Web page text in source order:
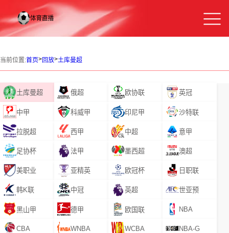
当前位置:首页>回放>土库曼超
土库曼超 俄超 欧协联 英冠
中甲 科威甲 印尼甲 沙特联
拉脱超 西甲 中超 意甲
足协杯 法甲 墨西超 澳超
美职业 亚精英 欧冠杯 日职联
韩K联 中冠 英超 世亚预
黑山甲 德甲 欧国联 NBA
CBA WNBA WCBA NBA-G